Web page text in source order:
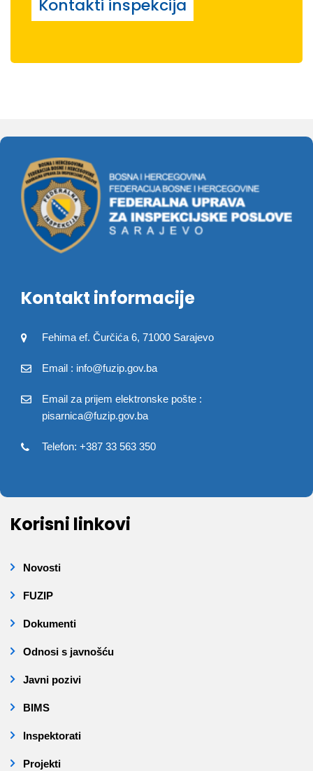
Kontakti inspekcija
Kontakt informacije
Fehima ef. Čurčića 6, 71000 Sarajevo
Email : info@fuzip.gov.ba
Email za prijem elektronske pošte :
pisarnica@fuzip.gov.ba
Telefon: +387 33 563 350
Korisni linkovi
Novosti
FUZIP
Dokumenti
Odnosi s javnošću
Javni pozivi
BIMS
Inspektorati
Projekti